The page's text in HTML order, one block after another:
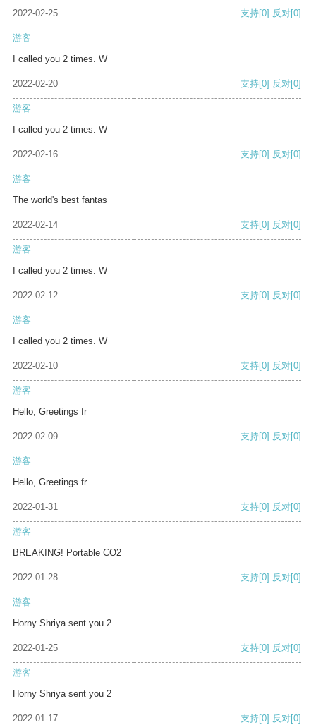
2022-02-25 支持[0] 反对[0]
游客
I called you 2 times. W
2022-02-20 支持[0] 反对[0]
游客
I called you 2 times. W
2022-02-16 支持[0] 反对[0]
游客
The world's best fantas
2022-02-14 支持[0] 反对[0]
游客
I called you 2 times. W
2022-02-12 支持[0] 反对[0]
游客
I called you 2 times. W
2022-02-10 支持[0] 反对[0]
游客
Hello, Greetings fr
2022-02-09 支持[0] 反对[0]
游客
Hello, Greetings fr
2022-01-31 支持[0] 反对[0]
游客
BREAKING! Portable CO2
2022-01-28 支持[0] 反对[0]
游客
Horny Shriya sent you 2
2022-01-25 支持[0] 反对[0]
游客
Horny Shriya sent you 2
2022-01-17 支持[0] 反对[0]